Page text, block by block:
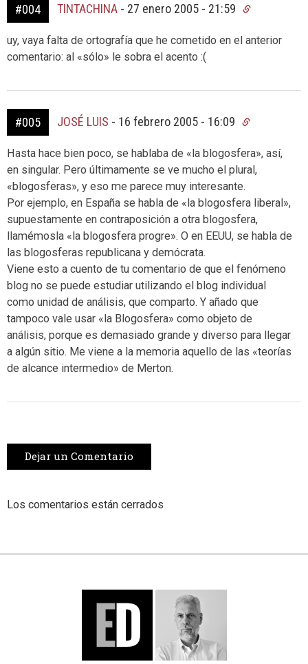
#004 TINTACHINA - 27 enero 2005 - 21:59
uy, vaya falta de ortografía que he cometido en el anterior
comentario: al «sólo» le sobra el acento :(
#005 JOSÉ LUIS - 16 febrero 2005 - 16:09
Hasta hace bien poco, se hablaba de «la blogosfera», así,
en singular. Pero últimamente se ve mucho el plural,
«blogosferas», y eso me parece muy interesante.
Por ejemplo, en España se habla de «la blogosfera liberal»,
supuestamente en contraposición a otra blogosfera,
llamémosla «la blogosfera progre». O en EEUU, se habla de
las blogosferas republicana y demócrata.
Viene esto a cuento de tu comentario de que el fenómeno
blog no se puede estudiar utilizando el blog individual
como unidad de análisis, que comparto. Y añado que
tampoco vale usar «la Blogosfera» como objeto de
análisis, porque es demasiado grande y diverso para llegar
a algún sitio. Me viene a la memoria aquello de las «teorías
de alcance intermedio» de Merton.
Dejar un Comentario
Los comentarios están cerrados